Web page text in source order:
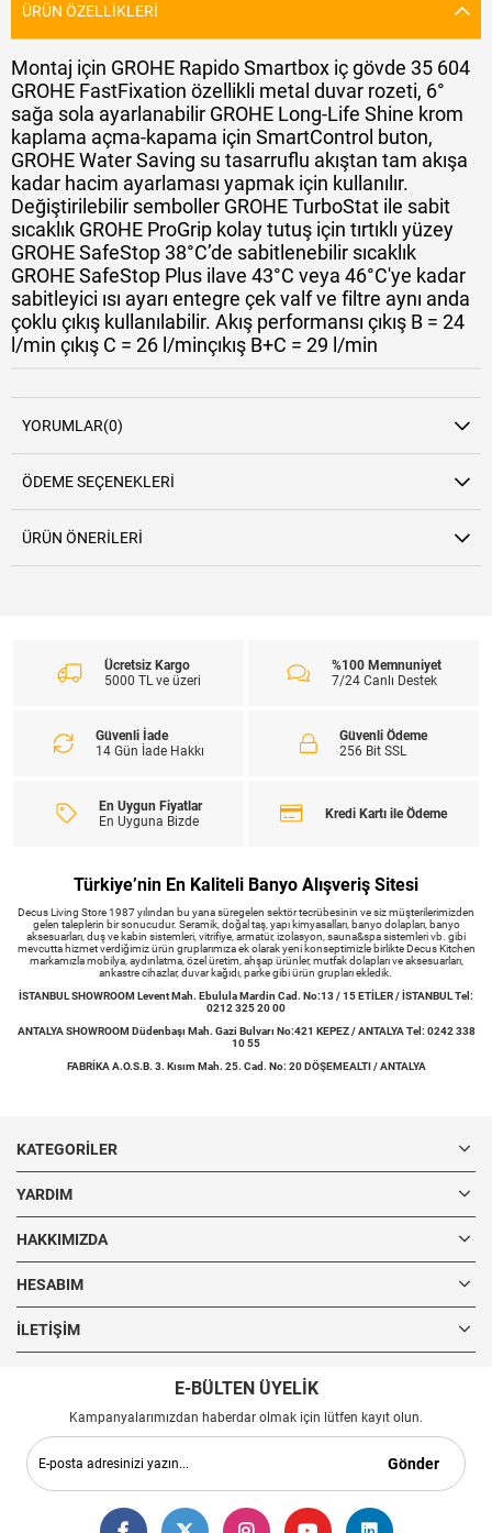
ÜRÜN ÖZELLIKLERI
Montaj için GROHE Rapido Smartbox iç gövde 35 604
GROHE FastFixation özellikli metal duvar rozeti, 6°
sağa sola ayarlanabilir GROHE Long-Life Shine krom
kaplama açma-kapama için SmartControl buton,
GROHE Water Saving su tasarruflu akıştan tam akışa
kadar hacim ayarlaması yapmak için kullanılır.
Değiştirilebilir semboller GROHE TurboStat ile sabit
sıcaklık GROHE ProGrip kolay tutuş için tırtıklı yüzey
GROHE SafeStop 38°C’de sabitlenebilir sıcaklık
GROHE SafeStop Plus ilave 43°C veya 46°C'ye kadar
sabitleyici ısı ayarı entegre çek valf ve filtre aynı anda
çoklu çıkış kullanılabilir. Akış performansı çıkış B = 24
l/min çıkış C = 26 l/minçıkış B+C = 29 l/min
YORUMLAR(0)
ÖDEME SEÇENEKLERI
ÜRÜN ÖNERILERI
Ücretsiz Kargo
5000 TL ve üzeri
%100 Memnuniyet
7/24 Canlı Destek
Güvenli İade
14 Gün İade Hakkı
Güvenli Ödeme
256 Bit SSL
En Uygun Fiyatlar
En Uyguna Bizde
Kredi Kartı ile Ödeme
Türkiye’nin En Kaliteli Banyo Alışveriş Sitesi
Decus Living Store 1987 yılından bu yana süregelen sektör tecrübesinin ve siz müşterilerimizden
gelen taleplerin bir sonucudur. Seramik, doğal taş, yapı kimyasalları, banyo dolapları, banyo
aksesuarları, duş ve kabin sistemleri, vitrifiye, armatür, izolasyon, sauna&spa sistemleri vb. gibi
mevcutta hizmet verdiğimiz ürün gruplarımıza ek olarak yeni konseptimizle birlikte Decus Kitchen
markamızla mobilya, aydınlatma, özel üretim, ahşap ürünler, mutfak dolapları ve aksesuarları,
ankastre cihazlar, duvar kağıdı, parke gibi ürün grupları ekledik.
İSTANBUL SHOWROOM Levent Mah. Ebulula Mardin Cad. No:13 / 15 ETİLER / İSTANBUL Tel:
0212 325 20 00
ANTALYA SHOWROOM Düdenbaşı Mah. Gazi Bulvarı No:421 KEPEZ / ANTALYA Tel: 0242 338
10 55
FABRİKA A.O.S.B. 3. Kısım Mah. 25. Cad. No: 20 DÖŞEMEALTI / ANTALYA
KATEGORILER
YARDIM
HAKKIMIZDA
HESABIM
İLETIŞIM
E-BÜLTEN ÜYELİK
Kampanyalarımızdan haberdar olmak için lütfen kayıt olun.
Gönder